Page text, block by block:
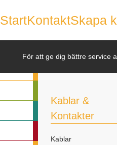
För att ge dig bättre service
Kablar &
Kontakter
Kablar
StartKontaktSkapa